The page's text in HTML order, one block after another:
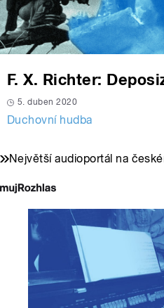
F. X. Richter:
5. duben 2020
Duchovní hudba
Největší audioportál na